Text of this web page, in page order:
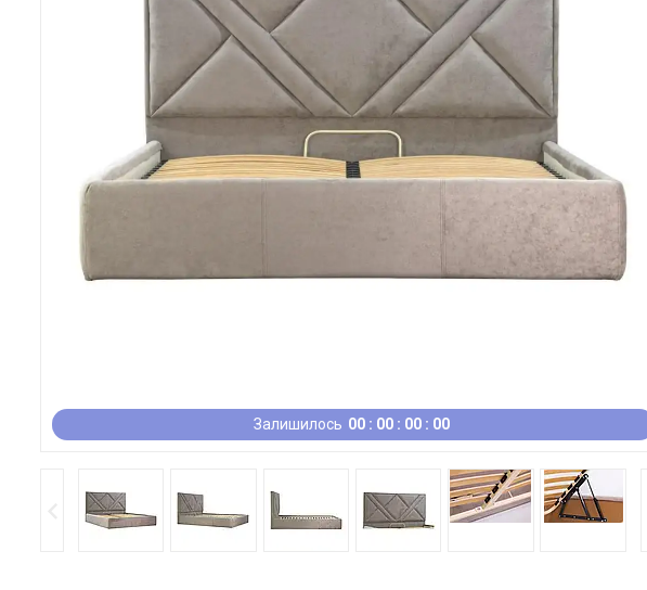
Залишилось 00 00 00 00